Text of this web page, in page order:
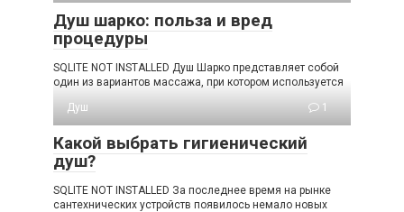
Душ шарко: польза и вред
процедуры
SQLITE NOT INSTALLED Душ Шарко представляет собой
один из вариантов массажа, при котором используется
Душ
1
Какой выбрать гигиенический
душ?
SQLITE NOT INSTALLED За последнее время на рынке
сантехнических устройств появилось немало новых